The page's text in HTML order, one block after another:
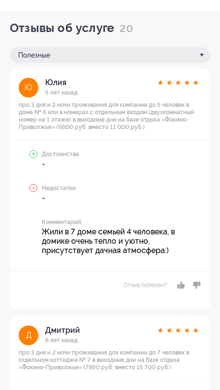
Отзывы об услуге 20
Полезные
Ю
Юлия
5 лет назад
★ ★ ★ ★ ★
про 3 дня и 2 ночи проживания для компании до 5 человек в
доме № 6 или в номерах с отдельным входом (двухкомнатный
номер на 1 этаже) в выходные дни на базе отдыха «Фокино-
Приволжье» (6600 руб. вместо 11 000 руб.)
Достоинства
-
Недостатки
-
Комментарий
Жили в 7 доме семьей 4 человека, в
домике очень тепло и уютно,
присутствует дачная атмосфера:)
Отзыв полезен?
Д
Дмитрий
6 лет назад
★ ★ ★ ★ ★
про 3 дня и 2 ночи проживания для компании до 7 человек в
отдельном коттедже № 7 в выходные дни на базе отдыха
«Фокино-Приволжье» (7850 руб. вместо 15 700 руб.)